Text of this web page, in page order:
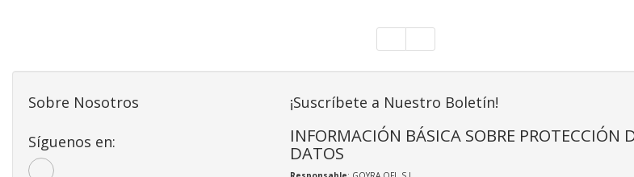
Sobre Nosotros
Síguenos en:
¡Suscríbete a Nuestro Boletín!
INFORMACIÓN BÁSICA SOBRE PROTECCIÓN
DATOS